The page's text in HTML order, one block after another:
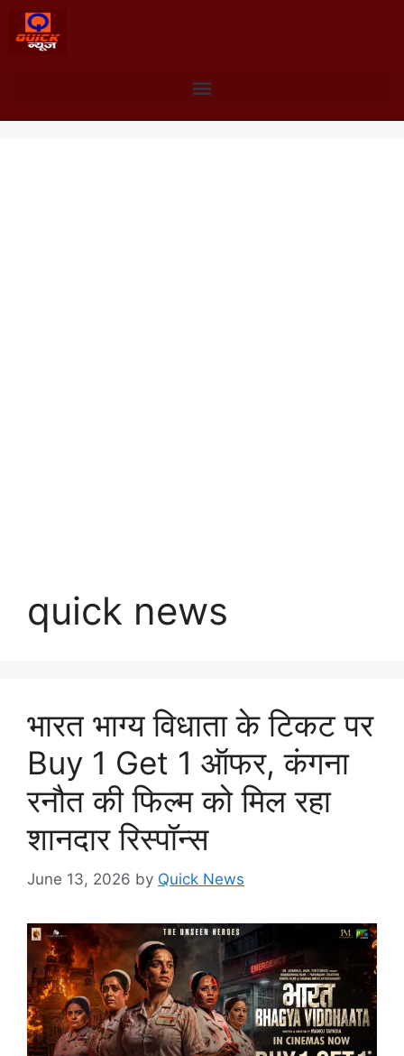
quick news
भारत भाग्य विधाता के टिकट पर
Buy 1 Get 1 ऑफर, कंगना
रनौत की फिल्म को मिल रहा
शानदार रिस्पॉन्स
June 13, 2026 by Quick News